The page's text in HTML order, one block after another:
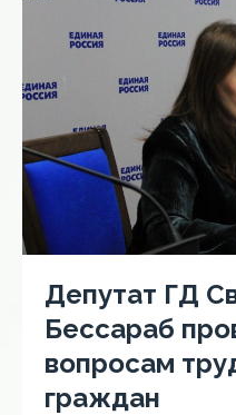
Депутат ГД
Бессараб
вопросам
граждан